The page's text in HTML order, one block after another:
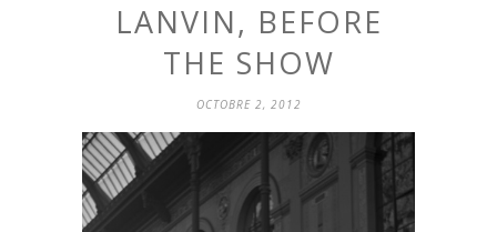
LANVIN, BEFORE
THE SHOW
OCTOBRE 2, 2012